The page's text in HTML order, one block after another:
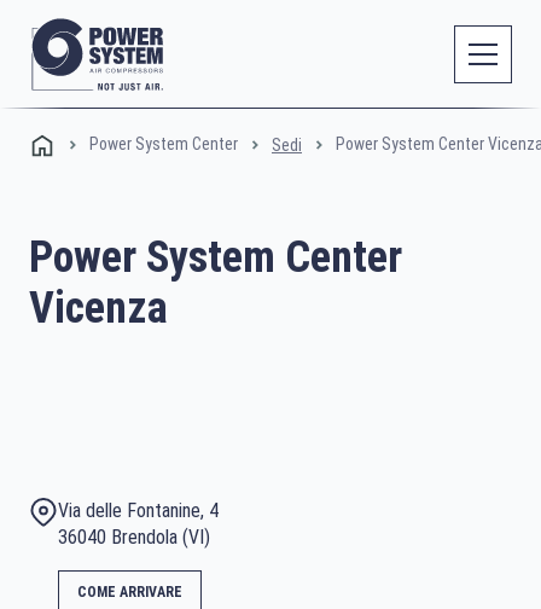
Power System Center Sedi Power System Center
Power System Center
Vicenza
Via delle Fontanine, 4
36040 Brendola (VI)
COME ARRIVARE